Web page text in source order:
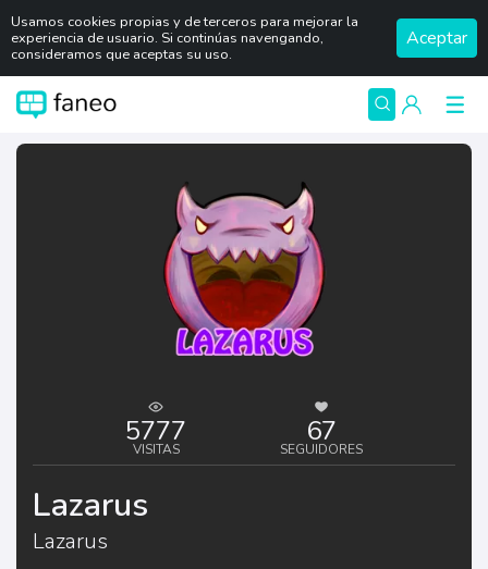
Usamos cookies propias y de terceros para mejorar la
experiencia de usuario. Si continúas navengando,
consideramos que aceptas su uso.
Aceptar
5777
VISITAS
67
SEGUIDORES
Lazarus
Lazarus